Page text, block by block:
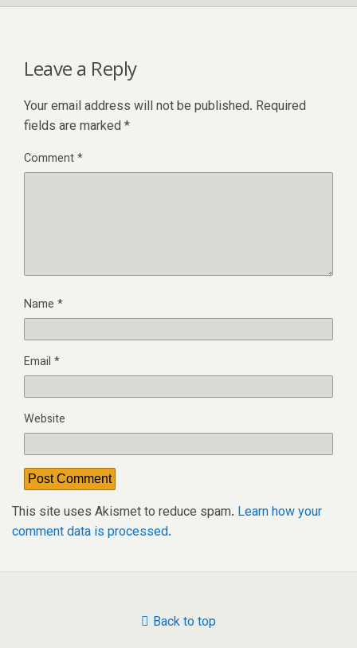
Leave a Reply
Your email address will not be published. Required
fields are marked *
Comment*
Name *
Email *
Website
This site uses Akismet to reduce spam. Learn how your
comment data is processed.
Back to top